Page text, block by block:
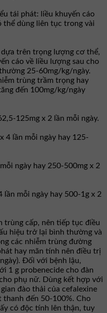
tái phát: liều khuyến cáo
thể dùng liên tục trong vài
trên trọng lượng cơ thể,
cáo về liều lượng sau cho
25-60mg/kg/ngày.
trùng trầm trọng hay
đến 100mg/kg/ngày
125mg x 2 lần mỗi ngày.
4 lần mỗi ngày hay 125-
ngày hay 250-500mg x 2
lần mỗi ngày hay 500-1g x 2
trùng cấp, nên tiếp tục điều
hiệu trở lại bình thường và
các nhiễm trùng đường
hay mãn tính nên điều trị
Ðối với bệnh lậu,
1 g probenecide cho đàn
phụ nữ. Dùng kết hợp với
đào thải của cefalexine
thanh đến 50-100%. Cho
có độc tính lên thận, tuy